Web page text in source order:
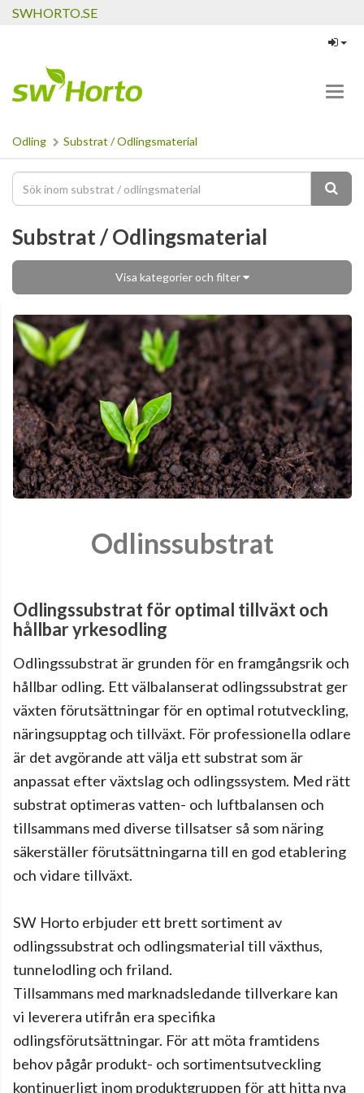
SWHORTO.SE
Odling Substrat / Odlingsmaterial
Substrat / Odlingsmaterial
Visa kategorier och filter
Odlinssubstrat
Odlingssubstrat för optimal tillväxt och
hållbar yrkesodling
Odlingssubstrat är grunden för en framgångsrik och
hållbar odling. Ett välbalanserat odlingssubstrat ger
växten förutsättningar för en optimal rotutveckling,
näringsupptag och tillväxt. För professionella odlare
är det avgörande att välja ett substrat som är
anpassat efter växtslag och odlingssystem. Med rätt
substrat optimeras vatten- och luftbalansen och
tillsammans med diverse tillsatser så som näring
säkerställer förutsättningarna till en god etablering
och vidare tillväxt.
SW Horto erbjuder ett brett sortiment av
odlingssubstrat och odlingsmaterial till växthus,
tunnelodling och friland.
Tillsammans med marknadsledande tillverkare kan
vi leverera utifrån era specifika
odlingsförutsättningar. För att möta framtidens
behov pågår produkt- och sortimentsutveckling
kontinuerligt inom produktgruppen för att hitta nya